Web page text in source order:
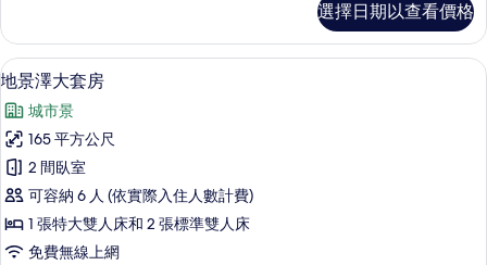
室,
獨
立
浴
室,
城
市
景
觀
四
人
房,
間
臥
室,
獨
立
浴
室,
城
選擇日期以查看價格
顯
示
地
景
澤
大
套
6
地景澤大套房
城市景
165 平方公尺
2 間臥室
可容納 6 人 (依實際入住人數計費)
1 張特大雙人床和 2 張標準雙人床
免費無線上網